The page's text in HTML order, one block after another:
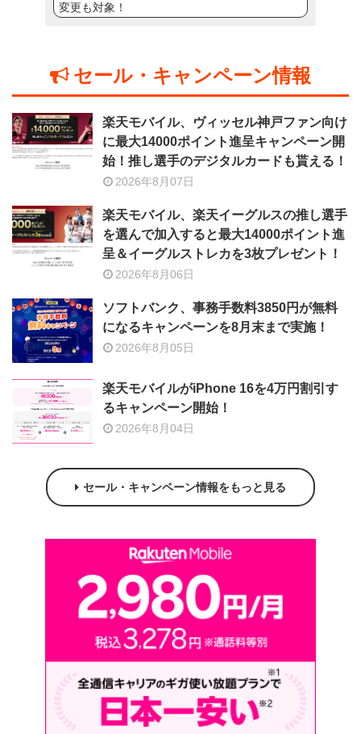
変更も対象！
セール・キャンペーン情報
楽天モバイル、ヴィッセル神戸ファン向け
に最大14000ポイント進呈キャンペーン開
始！推し選手のデジタルカードも貰える！
2026年8月07日
楽天モバイル、楽天イーグルスの推し選手
を選んで加入すると最大14000ポイント進
呈＆イーグルストレカを3枚プレゼント！
2026年8月06日
ソフトバンク、事務手数料3850円が無料
になるキャンペーンを8月末まで実施！
2026年8月05日
楽天モバイルがiPhone 16を4万円割引す
るキャンペーン開始！
2026年8月04日
セール・キャンペーン情報をもっと見る